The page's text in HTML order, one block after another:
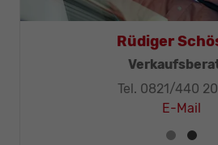
Tel.